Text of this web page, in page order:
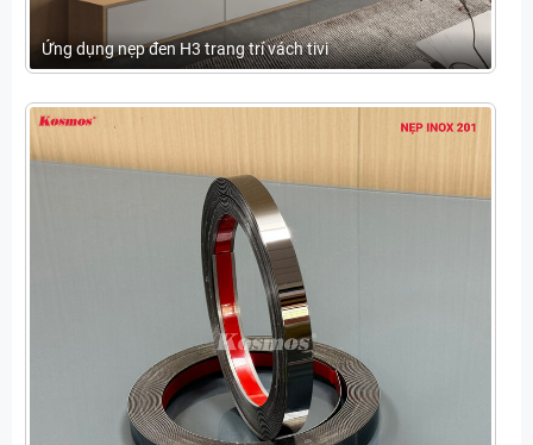
Ứng dụng nẹp đen H3 trang trí vách tivi